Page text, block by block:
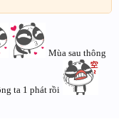
Mùa sau thông
ta 1 phát rồi